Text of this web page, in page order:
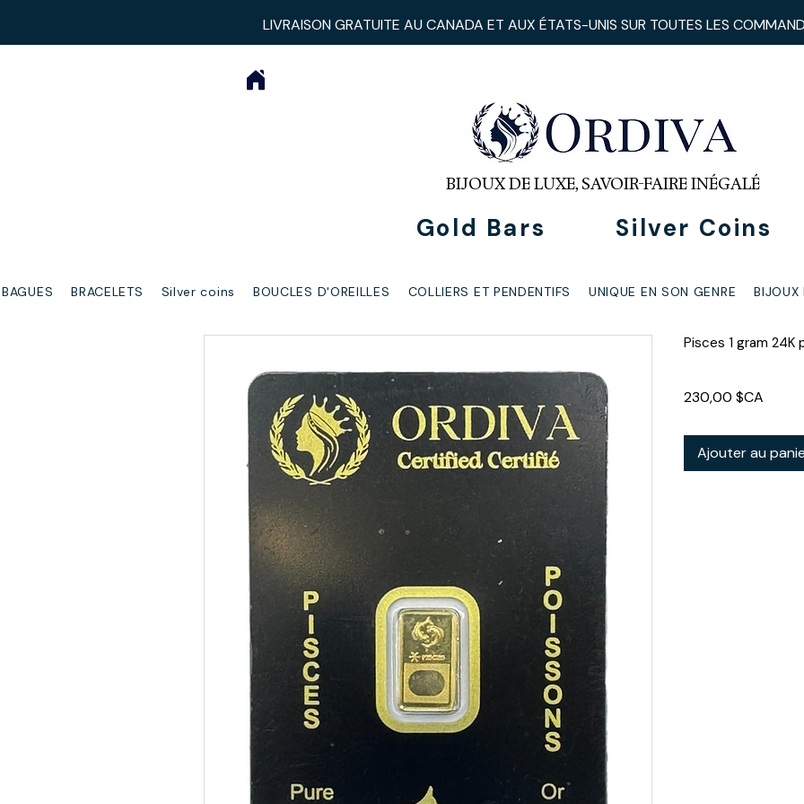
LIVRAISON GRATUITE AU CANADA ET AUX ÉTATS-UNIS SUR TOUTES LES
BIJOUX DE LUXE, SAVOIR-FAIRE INÉGALÉ
Gold Bars Silver Coins
BAGUES BRACELETS Silver coins BOUCLES D'OREILLES COLLIERS ET PENDENTIFS UNIQUE EN SON GENRE BIJOUX
Pisces 1 gram 24K
230,00 $CA
Ajouter au